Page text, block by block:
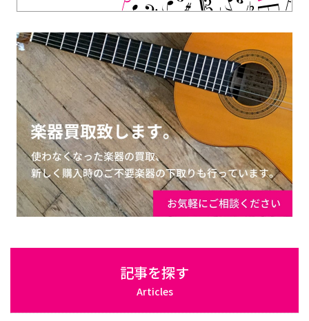
記事を探す
Articles